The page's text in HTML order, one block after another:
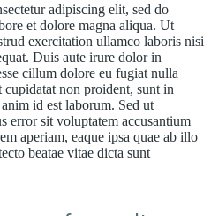
adipiscing elit, sed do
et dolore magna aliqua. Ut
exercitation ullamco laboris nisi
Duis aute irure dolor in
cillum dolore eu fugiat nulla
cupidatat non proident, sunt in
id est laborum. Sed ut
error sit voluptatem accusantium
aperiam, eaque ipsa quae ab illo
beatae vitae dicta sunt